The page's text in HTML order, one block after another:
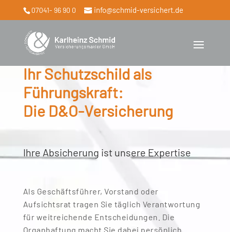
07041- 96 90 0 info@schmid-versichert.de
Ihr Schutzschild als
Führungskraft:
Die D&O-Versicherung
Ihre Absicherung ist unsere Expertise
Als Geschäftsführer, Vorstand oder
Aufsichtsrat tragen Sie täglich Verantwortung
für weitreichende Entscheidungen. Die
Organhaftung macht Sie dabei persönlich